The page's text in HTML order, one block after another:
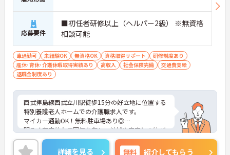
応募要件
■初任者研修以上（ヘルパー2級） ※無資格
相談可能
車通勤可 未経験OK 無資格OK 資格取得サポート
研修制度あり
産休･育休･介護休暇取得実績あり
高収入 社会保険完備
交通費支給
退職金制度あり
西武拝島線西武立川駅徒歩15分の好立地に位置する
特別養護老人ホームでの介護職求人です。
マイカー通勤OK！無料駐車場あり◎
明るく家庭的な雰囲気を有し、地域や家庭との結び
付きを重視した運営を行っております。
無資格の方もチャレンジでき、研修制度も充実して
詳細を見る 無料 紹介してもらう